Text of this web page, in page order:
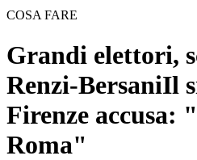
COSA FARE
Grandi elettori,
Renzi-BersaniIl
Firenze accusa:
Roma"